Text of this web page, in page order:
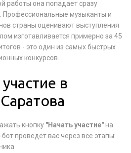
работы она попадает сразу
музыканты и
страны оценивают выступления
изготавливается примерно за 45
- это один из самых быстрых
конкурсов.
в
кнопку "Начать участие"на
проведёт вас через все этапы: